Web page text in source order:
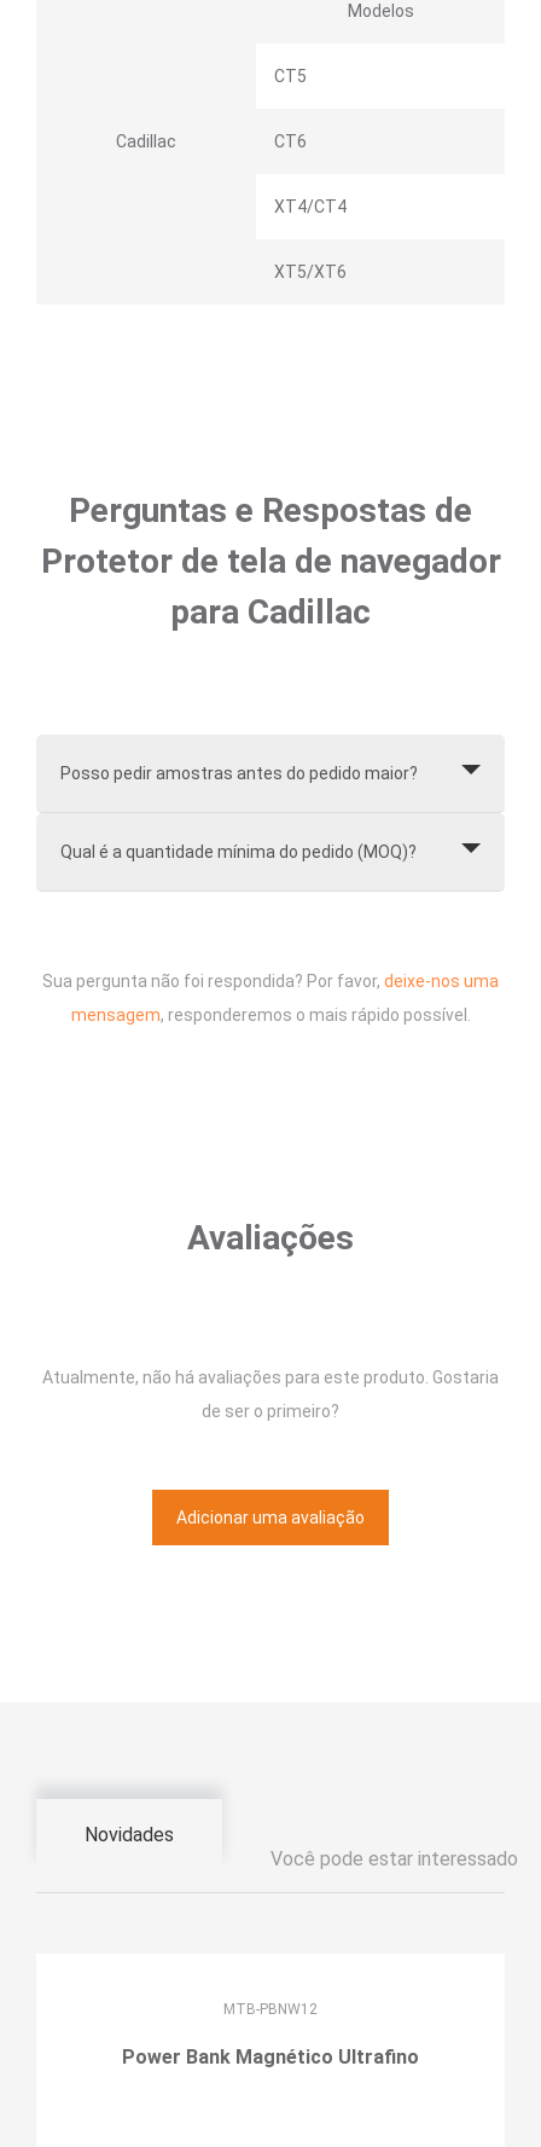
Cadillac
Modelos
CT5
CT6
XT4/CT4
XT5/XT6
Perguntas e Respostas de
Protetor de tela de navegador
para Cadillac
Posso pedir amostras antes do pedido maior?
Qual é a quantidade mínima do pedido (MOQ)?
Sua pergunta não foi respondida? Por favor, deixe-nos uma
mensagem, responderemos o mais rápido possível.
Avaliações
Atualmente, não há avaliações para este produto. Gostaria
de ser o primeiro?
Adicionar uma avaliação
Novidades
Você pode estar interessado
MTB-PBNW12
Power Bank Magnético Ultrafino